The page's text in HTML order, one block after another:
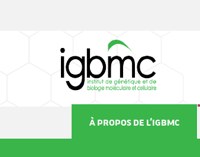
À PROPOS DE L'IGBMC